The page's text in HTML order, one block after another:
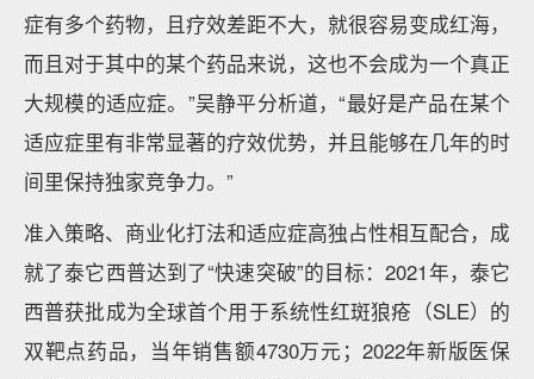
症有多个药物，且疗效差距不大，就很容易变成红海，
而且对于其中的某个药品来说，这也不会成为一个真正
大规模的适应症。”吴静平分析道，“最好是产品在某个
适应症里有非常显著的疗效优势，并且能够在几年的时
间里保持独家竞争力。”
准入策略、商业化打法和适应症高独占性相互配合，成
就了泰它西普达到了“快速突破”的目标：2021年，泰它
西普获批成为全球首个用于系统性红斑狼疮（SLE）的
双靶点药品，当年销售额4730万元；2022年新版医保